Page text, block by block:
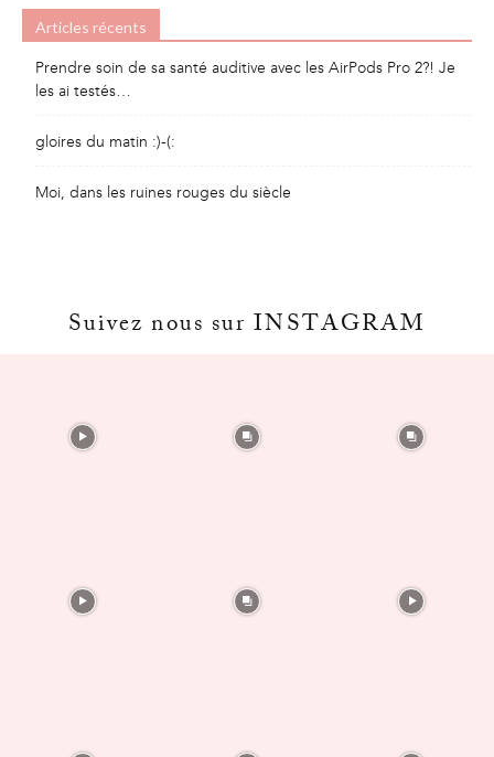
Articles récents
Prendre soin de sa santé auditive avec les AirPods Pro 2?! Je
les ai testés…
gloires du matin :)-(:
Moi, dans les ruines rouges du siècle
Suivez nous sur INSTAGRAM